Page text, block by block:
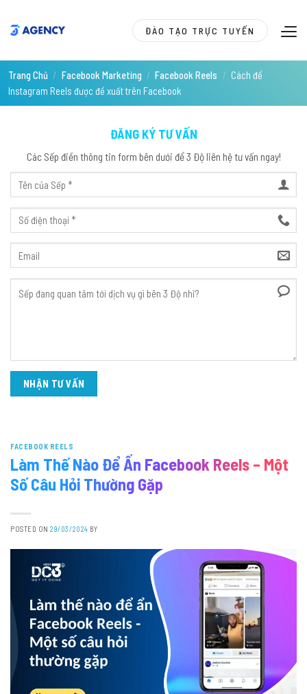
ĐÀO TẠO TRỰC TUYẾN
Trang Chủ / Facebook Marketing / Facebook Reels / Cách để
Instagram Reels được đề xuất trên Facebook
FACEBOOK REELS
Làm Thế Nào Để Ẩn Facebook Reels – Một
Số Câu Hỏi Thường Gặp
POSTED ON29/03/2024 BY
ĐĂNG KÝ TƯ VẤN
Các Sếp điền thông tin form bên dưới để 3 Độ liên hệ tư vấn ngay!